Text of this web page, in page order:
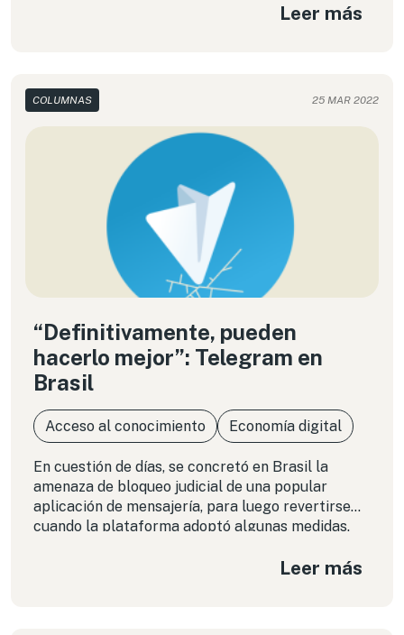
Leer más
COLUMNAS 25 MAR 2022
“Definitivamente, pueden
hacerlo mejor”: Telegram en
Brasil
Acceso al conocimiento Economía digital
En cuestión de días, se concretó en Brasil la
amenaza de bloqueo judicial de una popular
aplicación de mensajería, para luego revertirse
cuando la plataforma adoptó algunas medidas.
Leer más